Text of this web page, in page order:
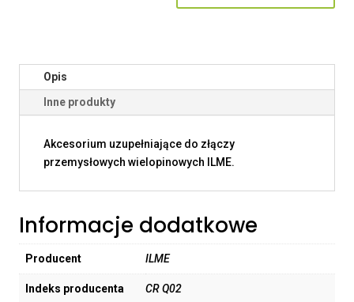
Opis
Inne produkty
Akcesorium uzupełniające do złączy
przemysłowych wielopinowych ILME.
Informacje dodatkowe
Producent ILME
Indeks producenta CR Q02